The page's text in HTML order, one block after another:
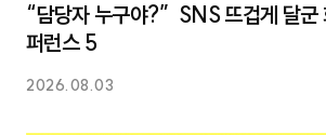
“담당자 누구야?” SNS 뜨겁게 달군
퍼런스 5
2026.08.03